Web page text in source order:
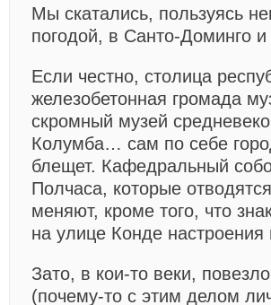
Мы скатались, пользуясь
погодой, в Санто-Доминго
Если честно, столица
железобетонная громада
скромный музей
Колумба… сам по себе
блещет. Кафедральный
Полчаса, которые
меняют, кроме того, что
на улице Конде
Зато, в кои-то веки,
(почему-то с этим делом